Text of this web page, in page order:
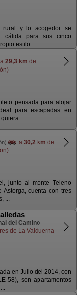
rural y lo acogedor se
cálida para sus cinco
estilo. ...
a 29,3 km de
pensada para alojar
para escapadas en
...
a 30,2 km de
junto al monte Teleno
Astorga, cuenta con tres
...
del Camino
de La Valduerna
en Julio del 2014, con
58), son apartamentos